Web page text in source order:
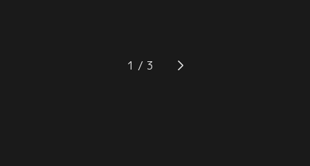
は、みんなの足手まといになるまい
と、翠に練氣銃の作り方を教わろう
能力者が激突する。本気で襲い掛か
かるテイルに追い詰められる留美
1